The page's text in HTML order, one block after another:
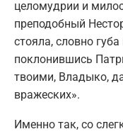
целомудрии и
преподобный
стояла, словно
поклонившись
твоими, Владыко,
вражеских».
Именно так, со